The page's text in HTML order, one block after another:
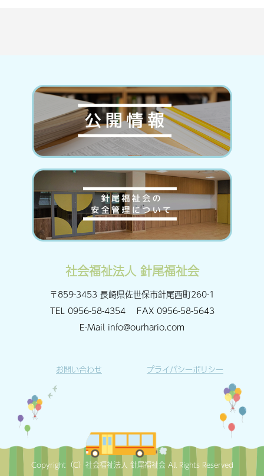
社会福祉法人 針尾福祉会
〒859-3453 長崎県佐世保市針尾西町260-1
TEL 0956-58-4354FAX 0956-58-5643
E-Mail info@ourhario.com
お問い合わせ プライバシーポリシー
Copyright（C）社会福祉法人 針尾福祉会 All Rights Reserved